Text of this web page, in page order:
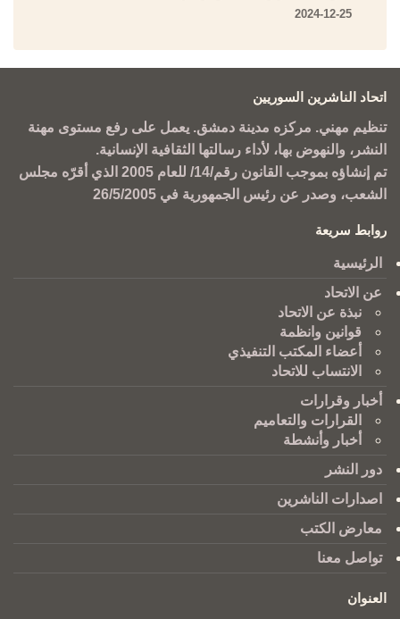
2024-12-25
اتحاد الناشرين السوريين
تنظيم مهني. مركزه مدينة دمشق. يعمل على رفع مستوى مهنة
النشر، والنهوض بها، لأداء رسالتها الثقافية الإنسانية.
تم إنشاؤه بموجب القانون رقم/14/ للعام 2005 الذي أقرّه مجلس
الشعب، وصدر عن رئيس الجمهورية في 26/5/2005
روابط سريعة
الرئيسية
عن الاتحاد
نبذة عن الاتحاد
قوانين وانظمة
أعضاء المكتب التنفيذي
الانتساب للاتحاد
أخبار وقرارات
القرارات والتعاميم
أخبار وأنشطة
دور النشر
اصدارات الناشرين
معارض الكتب
تواصل معنا
العنوان